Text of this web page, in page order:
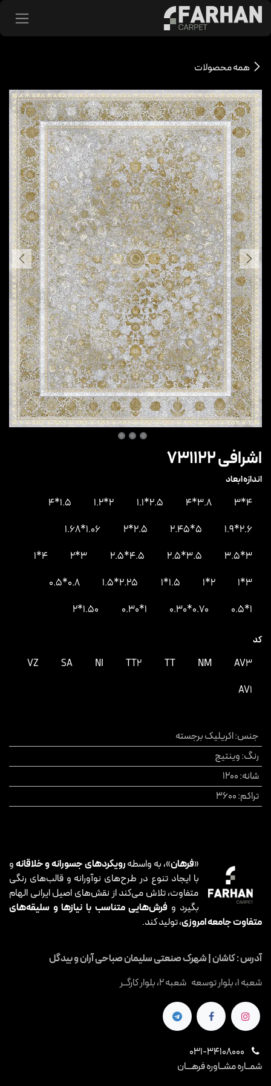
رد شدن به محتوا
همه محصولات
اشرافی 731122
اندازه ابعاد
4*3
3.8*4
2.5*1.1
2*1.2
1.5*4
2.6*1.9
5*2.45
2.5*2
1.06*1.68
3*3.5
3.5*2.5
4.5*2.5
3*2
4*1
3*1
2*1
1.5*1
2.25*1.5
0.8*0.5
1*0.5
0.70*0.30
1*0.30
1.50*2
کد
AV3
NM
TT
TT2
NI
SA
VZ
AV1
جنس:اکریلیک برجسته
رنگ:وینتیج
شانه:
1200
تراکم:
3600
«فرهان»، به واسطهرویکردهای جسورانه و خلاقانهو
با ایجاد تنوع در طرح‌های نوآورانه و قالب‌های رنگی
متفاوت، تلاش می‌کند از نقش‌های اصیل ایرانی الهام
بگیرد و فرش‌هایی متناسب با نیازها و سلیقه‌های
متفاوت جامعه امروزی، تولید کند.
آدرس : کاشان | شهرک صنعتی سلیمان صباحی آران و بیدگل
شعبه 1، بلوار توسعه شعبه 2، بلوار کارگــر
031-34108000
شمــاره مشــاوره فرهـــان